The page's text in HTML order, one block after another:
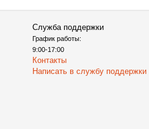
Служба поддержки
График работы:
9:00-17:00
Контакты
Написать в службу поддержки